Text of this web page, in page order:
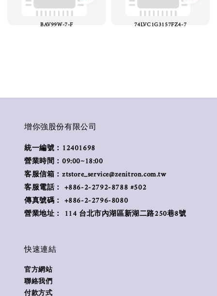
BAV99W-7-F 74LVC1G3157FZ4-7
增你強股份有限公司
統一編號：12401698
營業時間：09:00~18:00
客服信箱：ztstore_service@zenitron.com.tw
客服電話： +886-2-2792-8788 #502
傳真號碼： +886-2-2796-8080
營業地址： 114 台北市內湖區新湖二路250巷8號
快速連結
官方網站
聯絡我們
付款方式